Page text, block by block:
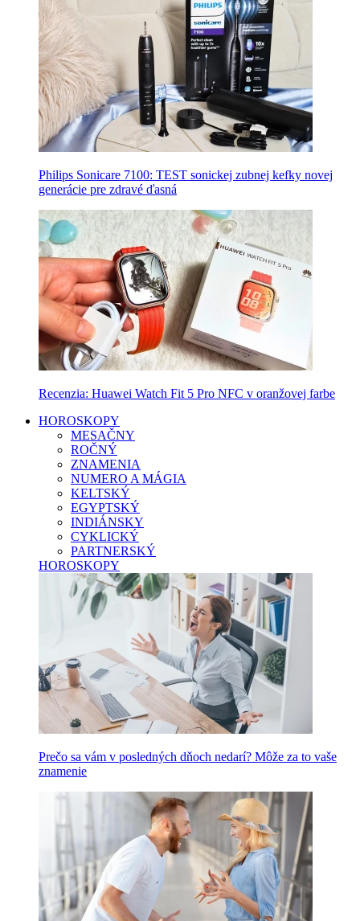
Philips Sonicare 7100: TEST sonickej zubnej kefky novej
generácie pre zdravé ďasná
Recenzia: Huawei Watch Fit 5 Pro NFC v oranžovej farbe
HOROSKOPY
MESAČNY
ROČNÝ
ZNAMENIA
NUMERO A MÁGIA
KELTSKÝ
EGYPTSKÝ
INDIÁNSKY
CYKLICKÝ
PARTNERSKÝ
HOROSKOPY
Prečo sa vám v posledných dňoch nedarí? Môže za to vaše
znamenie